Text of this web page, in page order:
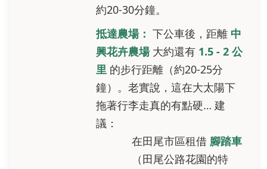
約20-30分鐘。
抵達農場： 下公車後，距離 中
興花卉農場大約還有 1.5 - 2 公
里 的步行距離（約20-25分
鐘）。老實說，這在大太陽下
拖著行李走真的有點硬… 建
議：
在田尾市區租借 腳踏車
（田尾公路花園的特